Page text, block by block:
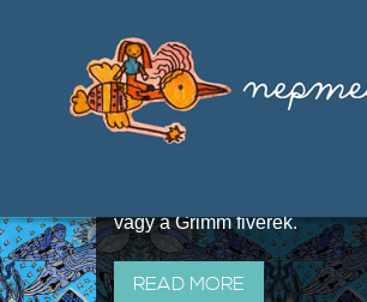
útján terjedő elbeszélésekből,
melyeket olyan ismert gyűjtők
állítottak össze, mint Benedek
vagy a Grimm fivérek.
READ MORE